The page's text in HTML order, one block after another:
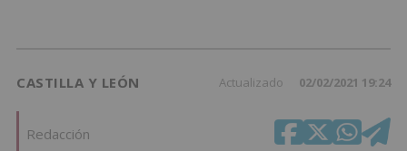
CASTILLA Y LEÓN Actualizado 02/02/2021 19:24
Redacción